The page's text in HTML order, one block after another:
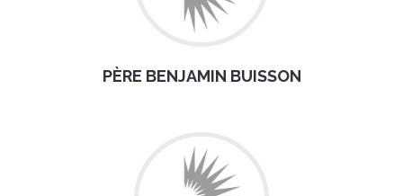
PÈRE BENJAMIN BUISSON